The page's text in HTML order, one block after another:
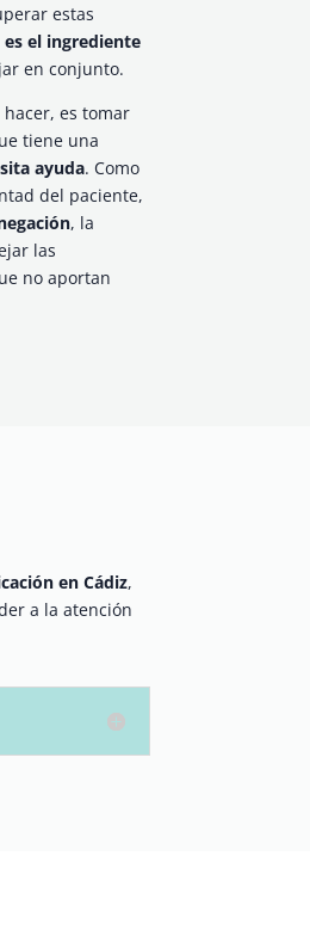
estas
el ingrediente
en conjunto.
es tomar
tiene una
ayuda. Como
del paciente,
, la
las
no aportan
en Cádiz,
a la atención